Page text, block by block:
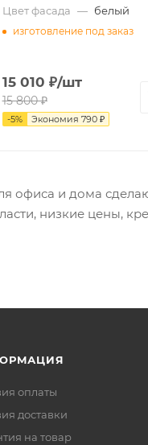
Цвет фасада — белый
изготовление под заказ
15 010 ₽/шт
15 800₽
-5% Экономия 790₽
офиса и дома
низкие цены,
оплаты
доставки
на товар